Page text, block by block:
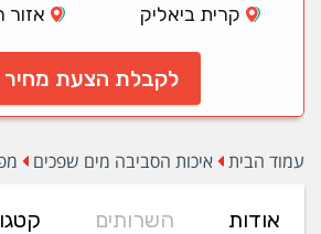
קרית ביאליק
אזור
לקבלת הצעת מחיר
עמוד הבית איכות הסביבה מים שפכים
אודות השרותים